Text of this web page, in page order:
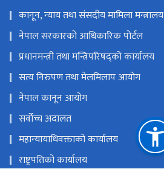
कानून, न्याय तथा संसदीय मामिला मन्त्रालय
नेपाल सरकारको आधिकारिक पोर्टल
प्रधानमन्त्री तथा मन्त्रिपरिषद्को कार्यालय
सत्य निरुपण तथा मेलमिलाप आयोग
नेपाल कानून आयोग
सर्वोच्च अदालत
महान्यायाधिवक्ताको कार्यालय
राष्ट्रपतिको कार्यालय